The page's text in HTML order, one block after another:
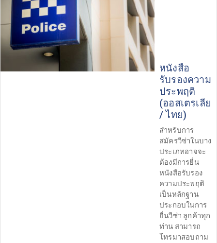
หนังสือ
รับรองความ
ประพฤติ
(ออสเตรเลีย
/ ไทย)
สำหรับการ
สมัครวีซ่าในบาง
ประเภทอาจจะ
ต้องมีการยื่น
หนังสือรับรอง
ความประพฤติ
เป็นหลักฐาน
ประกอบในการ
ยื่นวีซ่า ลูกค้าทุก
ท่าน สามารถ
โทรมาสอบถาม